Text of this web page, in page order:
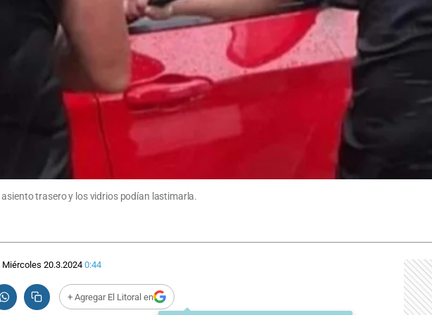
trasero y los vidrios podían lastimarla.
Miércoles 20.3.2024 0:44
+ Agregar El Litoral en